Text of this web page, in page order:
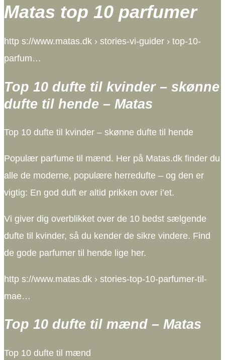
Matas top 10 parfumer
http s://www.matas.dk › stories-vi-guider › top-10-
parfum…
Top 10 dufte til kvinder – skønne
dufte til hende – Matas
Top 10 dufte til kvinder – skønne dufte til hende
Populær parfume til mænd. Her på Matas.dk finder du
alle de moderne, populære herredufte – og den er
vigtig: En god duft er altid prikken over i’et.
Vi giver dig overblikket over de 10 bedst sælgende
dufte til kvinder, så du kender de sikre vindere. Find
de gode parfumer til hende lige her.
http s://www.matas.dk › stories-top-10-parfumer-til-
mae…
Top 10 dufte til mænd – Matas
Top 10 dufte til mænd